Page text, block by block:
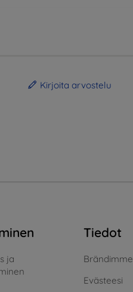
Kirjoita arvostelu
ja
Tiedot
Brändimme
Evästeesi